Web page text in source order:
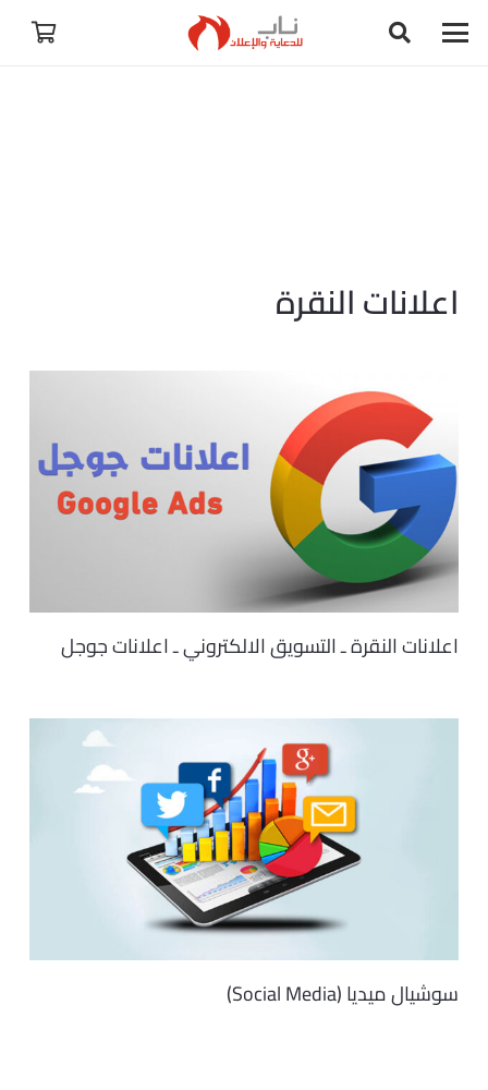
اعلانات النقرة
اعلانات النقرة ـ التسويق الالكتروني ـ اعلانات جوجل
سوشيال ميديا (Social Media)